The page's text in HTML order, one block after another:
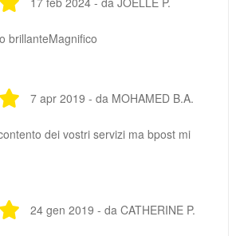
brillanteMagnifico
7 apr 2019 - da MOHAMED B.A.
dei vostri servizi ma bpost mi
24 gen 2019 - da CATHERINE P.